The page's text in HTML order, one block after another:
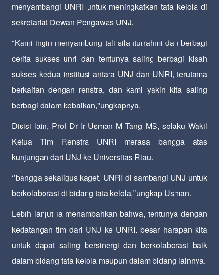
menyambangi UNRI untuk meningkatkan tata kelola di
sekretariat Dewan Pengawas UNJ.
"Kami ingin menyambung tali silahturrahmi dan berbagi
cerita sukses unri dan tentunya saling berbagi kisah
sukses kedua institusi antara UNJ dan UNRI, terutama
berkaitan dengan renstra, dan kami yakin kita saling
berbagi dalam kebaikan,"ungkapnya.
Disisi lain, Prof Dr Ir Usman M Tang MS, selaku Wakil
Ketua Tim Renstra UNRI merasa bangga atas
kunjungan dari UNJ ke Universitas Riau.
‘’bangga sekaligus kaget, UNRI di sambangi UNJ untuk
berkolaborasi di bidang tata kelola,’’ungkap Usman.
Lebih lanjut ia menambahkan bahwa, tentunya dengan
kedatangan tim dari UNJ ke UNRI, besar harapan kita
untuk dapat saling bersinergi dan berkolaborasi baik
dalam bidang tata kelola maupun dalam bidang lainnya.